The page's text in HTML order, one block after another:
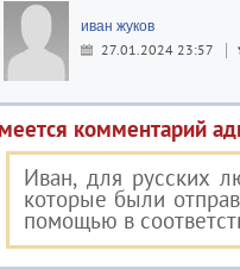
иван жуков
27.01.2024 23:57
комментарий
Иван, для русских
которые были
помощью в